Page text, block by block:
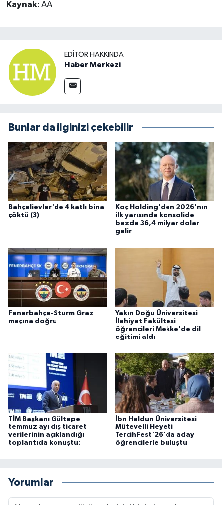
Kaynak: AA
EDITÖR HAKKINDA
Haber Merkezi
Bunlar da ilginizi çekebilir
Bahçelievler'de 4 katlı bina
çöktü (3)
Koç Holding'den 2026'nın
ilk yarısında konsolide
bazda 36,4 milyar dolar
gelir
Fenerbahçe-Sturm Graz
maçına doğru
Yakın Doğu Üniversitesi
İlahiyat Fakültesi
öğrencileri Mekke'de dil
eğitimi aldı
TİM Başkanı Gültepe
temmuz ayı dış ticaret
verilerinin açıklandığı
toplantıda konuştu:
İbn Haldun Üniversitesi
Mütevelli Heyeti
TercihFest'26'da aday
öğrencilerle buluştu
Yorumlar